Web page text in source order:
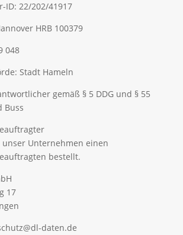
ID: 22/202/41917
HRB 100379
048
Stadt Hameln
gemäß § 5 DDG und § 55
Buss
Unternehmen einen
bestellt.
17
daten.de